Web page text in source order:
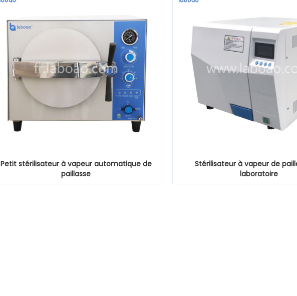
Petit stérilisateur à vapeur automatique de
paillasse
Stérilisateur à vapeur de
laboratoire